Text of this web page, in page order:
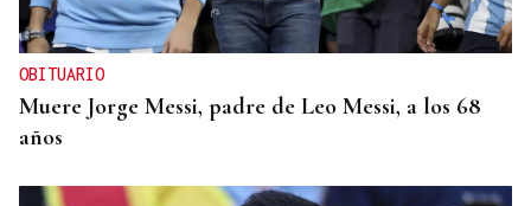
OBITUARIO
Muere Jorge Messi, padre de Leo Messi, a los 68
años